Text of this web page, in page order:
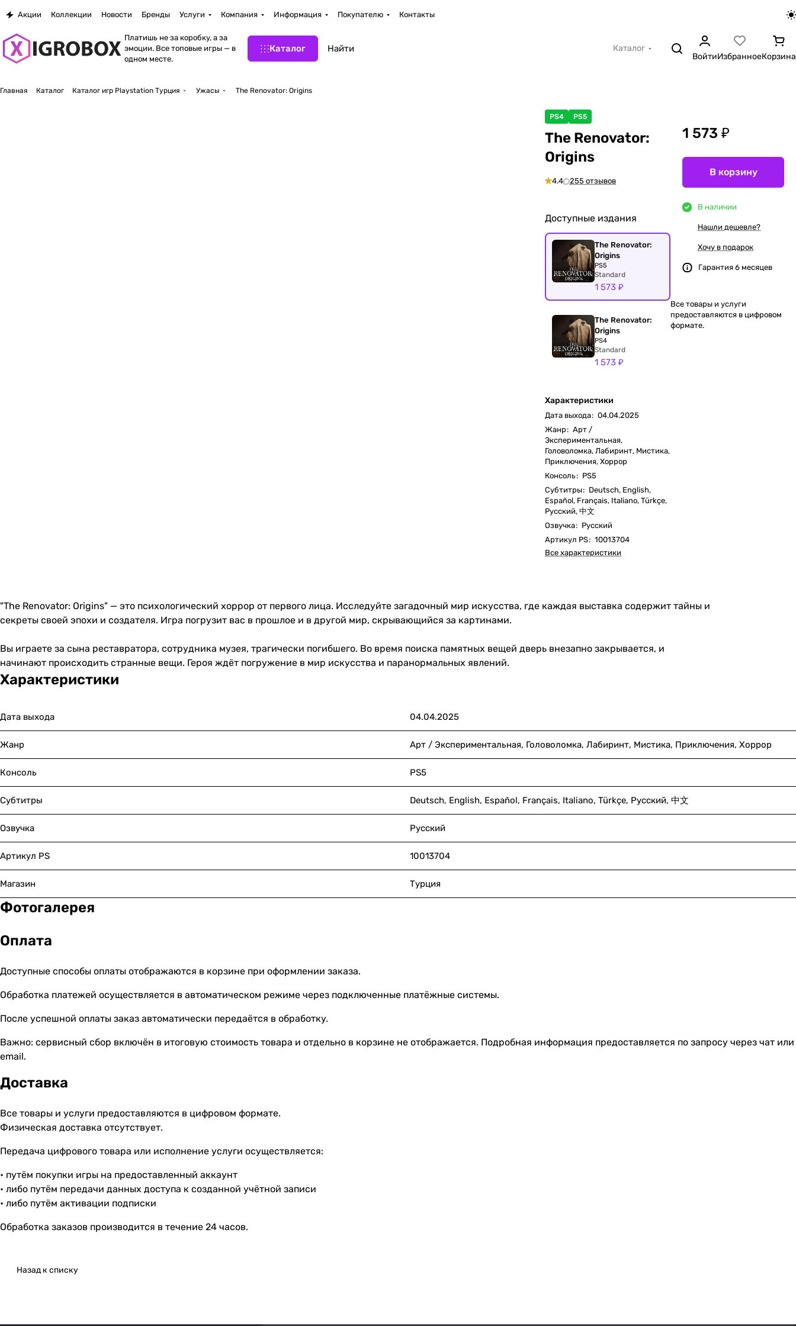
Акции Коллекции Новости Бренды Услуги Компания Информация Покупателю Контакты
Платишь не за коробку, а за
эмоции. Все топовые игры — в
одном месте.
Каталог
Каталог
ВойтиИзбранноеКорзина
Главная Каталог Каталог игр Playstation Турция Ужасы The Renovator: Origins
PS4 PS5
The Renovator:
Origins
4.4 255 отзывов
Доступные издания
The Renovator:
Origins
PS5
Standard
1 573 ₽
The Renovator:
Origins
PS4
Standard
1 573 ₽
Характеристики
Дата выхода: 04.04.2025
Жанр: Арт /
Экспериментальная,
Головоломка, Лабиринт, Мистика,
Приключения, Хоррор
Консоль: PS5
Субтитры: Deutsch, English,
Español, Français, Italiano, Türkçe,
Русский, 中文
Озвучка: Русский
Артикул PS: 10013704
Все характеристики
1 573 ₽
В корзину
В наличии
Нашли дешевле?
Хочу в подарок
Гарантия 6 месяцев
Все товары и услуги
предоставляются в цифровом
формате.
"The Renovator: Origins" — это психологический хоррор от первого лица. Исследуйте загадочный мир искусства, где каждая выставка содержит тайны и
секреты своей эпохи и создателя. Игра погрузит вас в прошлое и в другой мир, скрывающийся за картинами.
Вы играете за сына реставратора, сотрудника музея, трагически погибшего. Во время поиска памятных вещей дверь внезапно закрывается, и
начинают происходить странные вещи. Героя ждёт погружение в мир искусства и паранормальных явлений.
Характеристики
Дата выхода 04.04.2025
Жанр Арт / Экспериментальная, Головоломка, Лабиринт, Мистика, Приключения, Хоррор
Консоль PS5
Субтитры Deutsch, English, Español, Français, Italiano, Türkçe, Русский, 中文
Озвучка Русский
Артикул PS 10013704
Магазин Турция
Фотогалерея
Оплата
Доступные способы оплаты отображаются в корзине при оформлении заказа.
Обработка платежей осуществляется в автоматическом режиме через подключенные платёжные системы.
После успешной оплаты заказ автоматически передаётся в обработку.
Важно: сервисный сбор включён в итоговую стоимость товара и отдельно в корзине не отображается. Подробная информация предоставляется по запросу через чат или
email.
Доставка
Все товары и услуги предоставляются в цифровом формате.
Физическая доставка отсутствует.
Передача цифрового товара или исполнение услуги осуществляется:
• путём покупки игры на предоставленный аккаунт
• либо путём передачи данных доступа к созданной учётной записи
• либо путём активации подписки
Обработка заказов производится в течение 24 часов.
Назад к списку